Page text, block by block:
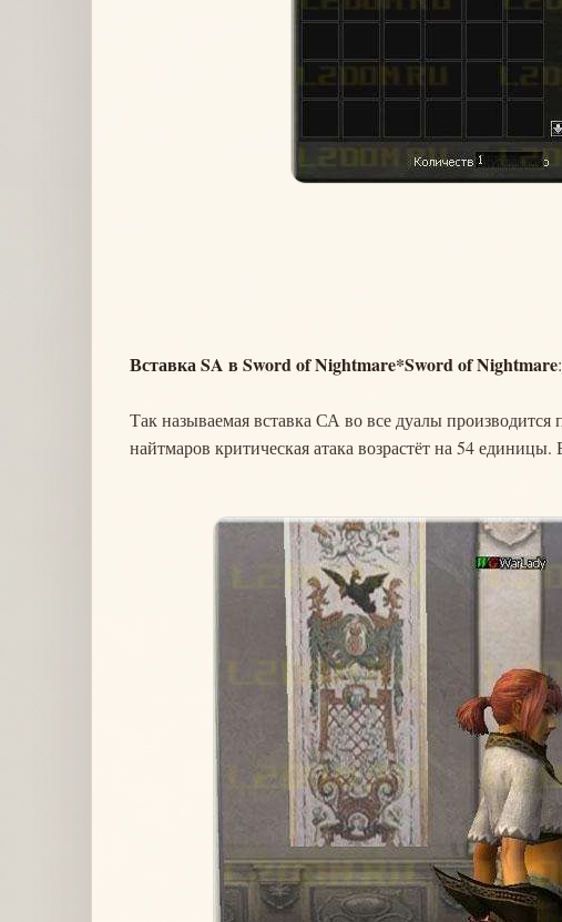
Вставка SA в Sword of Nightmare*Sword of Nightmare:
Так называемая вставка СА во все дуалы
найтмаров критическая атака возрастёт на 54 единицы.